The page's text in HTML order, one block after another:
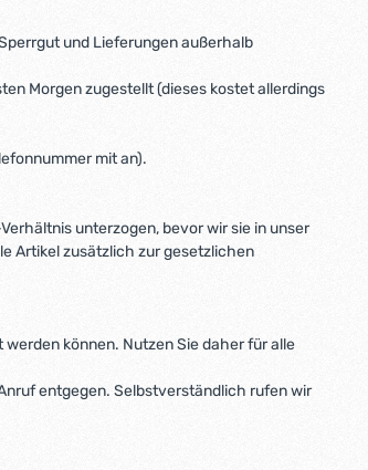
und Lieferungen außerhalb
Morgen zugestellt (dieses kostet allerdings
mit an).
unterzogen, bevor wir sie in unser
Artikel zusätzlich zur gesetzlichen
können. Nutzen Sie daher für alle
entgegen. Selbstverständlich rufen wir